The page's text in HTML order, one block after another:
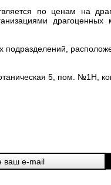
по ценам на
подразделений,
5, пом. №1Н,